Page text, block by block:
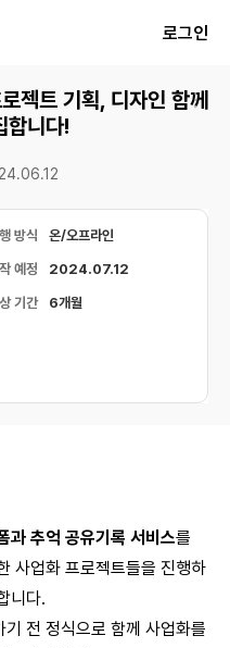
로그인
젝트 기획, 디자인 함께
합니다!
방식 온/오프라인
예정 2024.07.12
기간 6개월
과 추억 공유기록 서비스를
사업화 프로젝트들을 진행하
니다.
전 정식으로 함께 사업화를